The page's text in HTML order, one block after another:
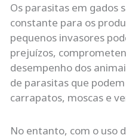
Os parasitas em gados
constante para os
pequenos invasores
prejuízos,
desempenho dos
de parasitas que
carrapatos, moscas e
No entanto, com o uso